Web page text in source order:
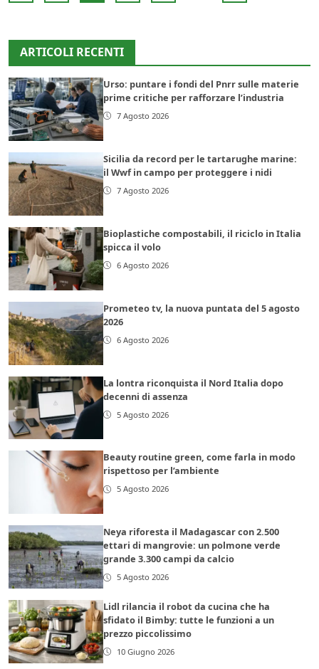
ARTICOLI RECENTI
Urso: puntare i fondi del Pnrr sulle materie
prime critiche per rafforzare l’industria
7 Agosto 2026
Sicilia da record per le tartarughe marine:
il Wwf in campo per proteggere i nidi
7 Agosto 2026
Bioplastiche compostabili, il riciclo in Italia
spicca il volo
6 Agosto 2026
Prometeo tv, la nuova puntata del 5 agosto
2026
6 Agosto 2026
La lontra riconquista il Nord Italia dopo
decenni di assenza
5 Agosto 2026
Beauty routine green, come farla in modo
rispettoso per l’ambiente
5 Agosto 2026
Neya riforesta il Madagascar con 2.500
ettari di mangrovie: un polmone verde
grande 3.300 campi da calcio
5 Agosto 2026
Lidl rilancia il robot da cucina che ha
sfidato il Bimby: tutte le funzioni a un
prezzo piccolissimo
10 Giugno 2026